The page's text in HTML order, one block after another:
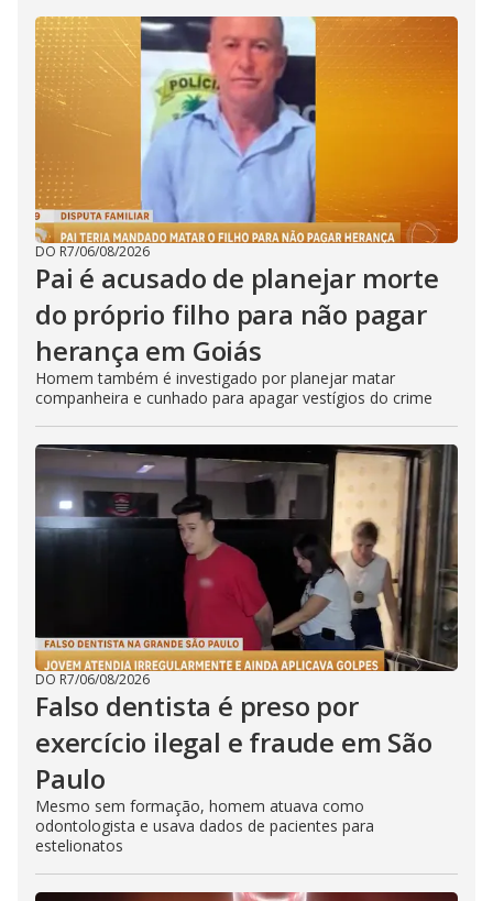
DO R7/06/08/2026
Pai é acusado de planejar morte
do próprio filho para não pagar
herança em Goiás
Homem também é investigado por planejar matar
companheira e cunhado para apagar vestígios do crime
DO R7/06/08/2026
Falso dentista é preso por
exercício ilegal e fraude em São
Paulo
Mesmo sem formação, homem atuava como
odontologista e usava dados de pacientes para
estelionatos